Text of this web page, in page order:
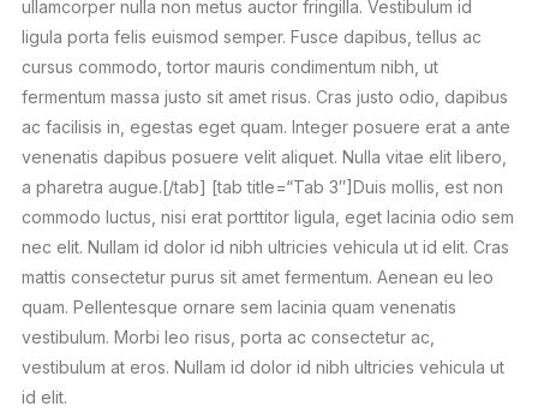
ullamcorper nulla non metus auctor fringilla. Vestibulum id
ligula porta felis euismod semper. Fusce dapibus, tellus ac
cursus commodo, tortor mauris condimentum nibh, ut
fermentum massa justo sit amet risus. Cras justo odio, dapibus
ac facilisis in, egestas eget quam. Integer posuere erat a ante
venenatis dapibus posuere velit aliquet. Nulla vitae elit libero,
a pharetra augue.[/tab] [tab title=“Tab 3″]Duis mollis, est non
commodo luctus, nisi erat porttitor ligula, eget lacinia odio sem
nec elit. Nullam id dolor id nibh ultricies vehicula ut id elit. Cras
mattis consectetur purus sit amet fermentum. Aenean eu leo
quam. Pellentesque ornare sem lacinia quam venenatis
vestibulum. Morbi leo risus, porta ac consectetur ac,
vestibulum at eros. Nullam id dolor id nibh ultricies vehicula ut
id elit.